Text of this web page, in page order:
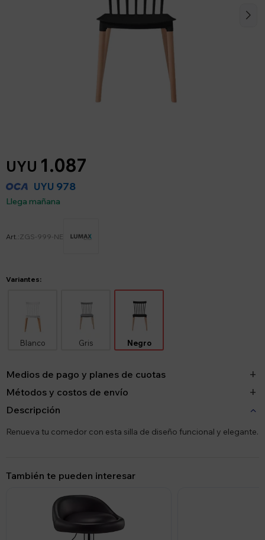
UYU 1.087
UYU 978
Llega mañana
ZGS-999-NE
Variantes:
Blanco Gris Negro
Medios de pago y planes de cuotas
Métodos y costos de envío
Descripción
Renueva tu comedor con esta silla de diseño funcional y elegante.
También te pueden interesar